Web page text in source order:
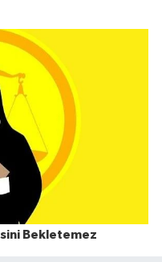
Bekletemez